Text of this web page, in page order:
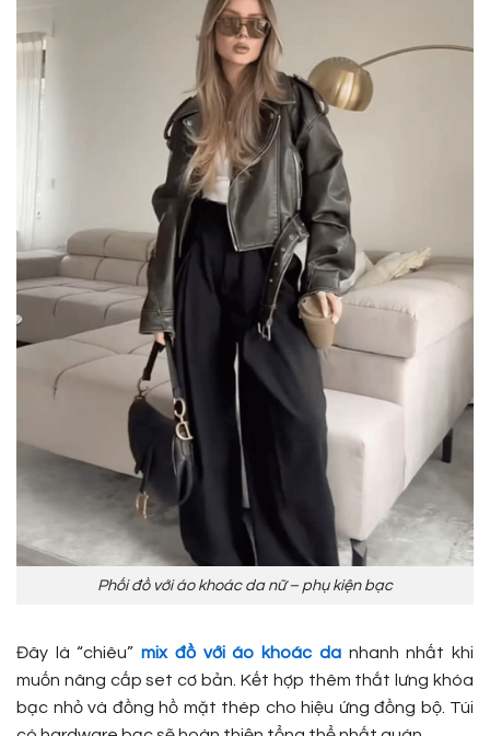
Phối đồ với áo khoác da nữ – phụ kiện bạc
Đây là “chiêu”mix đồ với áo khoác danhanh nhất khi
muốn nâng cấp set cơ bản. Kết hợp thêm thắt lưng khóa
bạc nhỏ và đồng hồ mặt thép cho hiệu ứng đồng bộ. Túi